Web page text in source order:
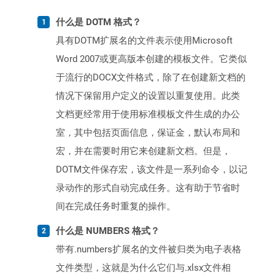
什么是 DOTM 格式？
具有DOTM扩展名的文件表示使用Microsoft
Word 2007或更高版本创建的模板文件。它类似
于流行的DOCX文件格式，除了在创建新文档的
情况下保留用户定义的设置以重复使用。此类
文档更经常用于使用标准模板文件生成的办公
室，其中包括页面信息，保证金，默认布局和
宏，并在需要时用它来创建新文档。但是，
DOTM文件保存宏，该文件是一系列命令，以记
录动作的形式自动完成任务。这有助于节省时
间在完成任务时重复的操作。
什么是 NUMBERS 格式？
带有.numbers扩展名的文件被归类为电子表格
文件类型，这就是为什么它们与.xlsx文件相